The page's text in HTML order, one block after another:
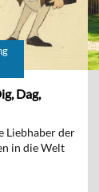
Dag,
Liebhaber der
in die Welt